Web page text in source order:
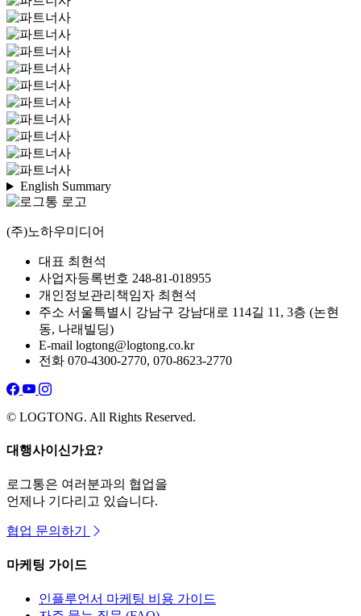
English Summary
(주)노하우미디어
대표 최현석
사업자등록번호 248-81-018955
개인정보관리책임자 최현석
주소 서울특별시 강남구 강남대로 114길 11, 3층 (논현
동, 나래빌딩)
E-mail logtong@logtong.co.kr
전화 070-4300-2770, 070-8623-2770
© LOGTONG. All Rights Reserved.
대행사이신가요?
로그통은 여러분과의 협업을
언제나 기다리고 있습니다.
협업 문의하기
마케팅 가이드
인플루언서 마케팅 비용 가이드